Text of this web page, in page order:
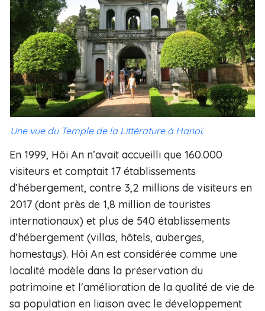
Une vue du Temple de la Littérature à Hanoï.
En 1999, Hôi An n’avait accueilli que 160.000
visiteurs et comptait 17 établissements
d’hébergement, contre 3,2 millions de visiteurs en
2017 (dont près de 1,8 million de touristes
internationaux) et plus de 540 établissements
d'hébergement (villas, hôtels, auberges,
homestays). Hôi An est considérée comme une
localité modèle dans la préservation du
patrimoine et l'amélioration de la qualité de vie de
sa population en liaison avec le développement